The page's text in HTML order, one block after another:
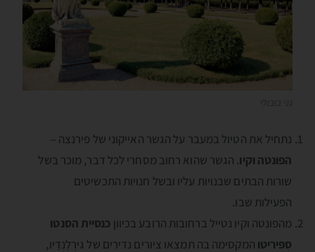
נתחיל את הטיול במעבר על הגשר האייקוני של פירנצה –
הפונטה וקיו. הגשר שהוא רחוב מסחרי לכל דבר, מוכר בשל
שורות הבתים שבנויות עליו ובשל חנויות התכשיטים
הפעילות שבו.
מהפונטה וקיו נטייל ברחובות הרובע בכיוון כנסיית הסנטו
סְפּיריטו המקסימה בה תמצאו ציורים נדירים של גירְלָנְדָיו,